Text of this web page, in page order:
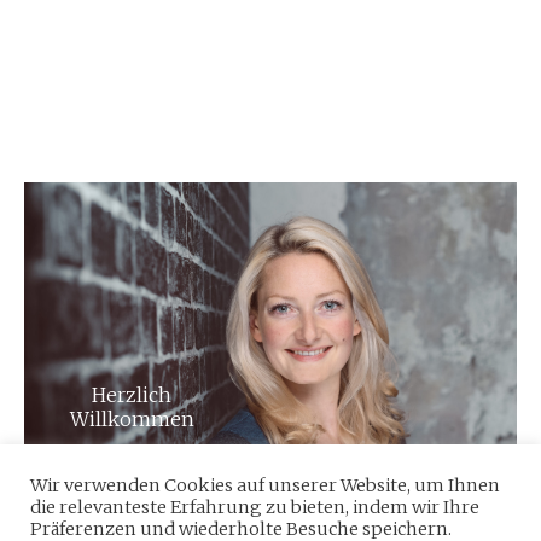
Herzlich
Willkommen
Wir verwenden Cookies auf unserer Website, um Ihnen
die relevanteste Erfahrung zu bieten, indem wir Ihre
Präferenzen und wiederholte Besuche speichern.